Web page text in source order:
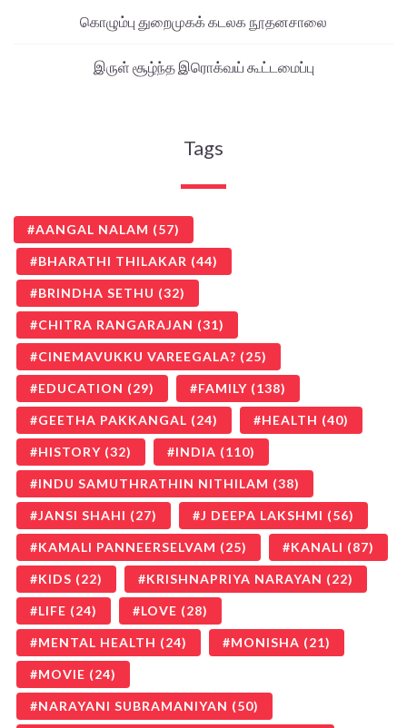
கொழும்பு துறைமுகக் கடலக நூதனசாலை
இருள் சூழ்ந்த இரொக்வய் கூட்டமைப்பு
Tags
AANGAL NALAM (57)
BHARATHI THILAKAR (44)
BRINDHA SETHU (32)
CHITRA RANGARAJAN (31)
CINEMAVUKKU VAREEGALA? (25)
EDUCATION (29) FAMILY (138)
GEETHA PAKKANGAL (24) HEALTH (40)
HISTORY (32) INDIA (110)
INDU SAMUTHRATHIN NITHILAM (38)
JANSI SHAHI (27) J DEEPA LAKSHMI (56)
KAMALI PANNEERSELVAM (25) KANALI (87)
KIDS (22) KRISHNAPRIYA NARAYAN (22)
LIFE (24) LOVE (28)
MENTAL HEALTH (24) MONISHA (21)
MOVIE (24)
NARAYANI SUBRAMANIYAN (50)